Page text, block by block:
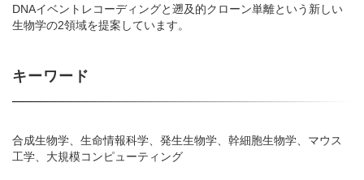
DNAイベントレコーディングと遡及的クローン単離という新しい
生物学の2領域を提案しています。
キーワード
合成生物学、生命情報科学、発生生物学、幹細胞生物学、マウス
工学、大規模コンピューティング